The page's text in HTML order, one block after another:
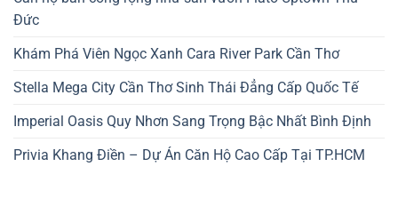
Đức
Khám Phá Viên Ngọc Xanh Cara River Park Cần Thơ
Stella Mega City Cần Thơ Sinh Thái Đẳng Cấp Quốc Tế
Imperial Oasis Quy Nhơn Sang Trọng Bậc Nhất Bình Định
Privia Khang Điền – Dự Án Căn Hộ Cao Cấp Tại TP.HCM